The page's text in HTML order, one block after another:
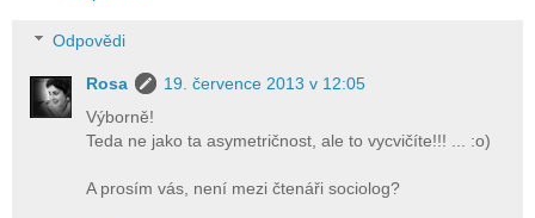
Odpovědi
Rosa
19. července 2013 v 12:05
Výborně!
Teda ne jako ta asymetričnost, ale to vycvičíte!!! ... :o)
A prosím vás, není mezi čtenáři sociolog?